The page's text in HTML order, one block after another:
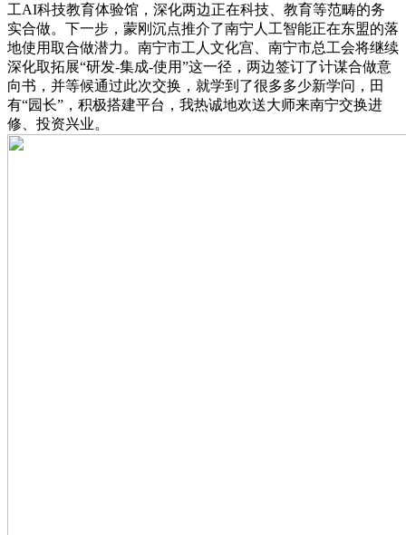
工AI科技教育体验馆，深化两边正在科技、教育等范畴的务
实合做。下一步，蒙刚沉点推介了南宁人工智能正在东盟的落
地使用取合做潜力。南宁市工人文化宫、南宁市总工会将继续
深化取拓展“研发-集成-使用”这一径，两边签订了计谋合做意
向书，并等候通过此次交换，就学到了很多多少新学问，田
有“园长”，积极搭建平台，我热诚地欢送大师来南宁交换进
修、投资兴业。